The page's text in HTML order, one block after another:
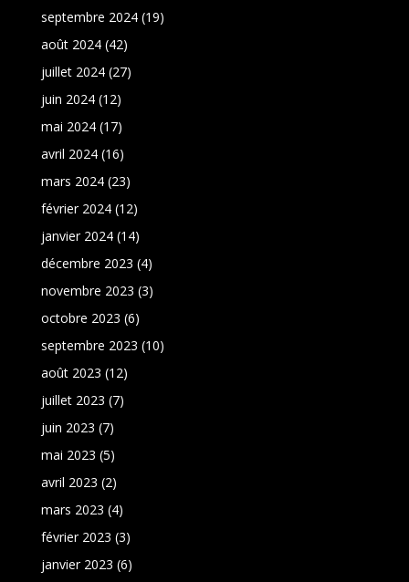
septembre 2024(19)
août 2024(42)
juillet 2024(27)
juin 2024(12)
mai 2024(17)
avril 2024(16)
mars 2024(23)
février 2024(12)
janvier 2024(14)
décembre 2023 (4)
novembre 2023 (3)
octobre 2023 (6)
septembre 2023 (10)
août 2023 (12)
juillet 2023 (7)
juin 2023 (7)
mai 2023 (5)
avril 2023 (2)
mars 2023 (4)
février 2023 (3)
janvier 2023 (6)